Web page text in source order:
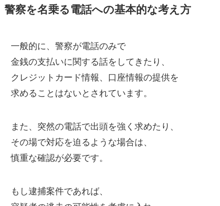
警察を名乗る電話への基本的な考え方
一般的に、警察が電話のみで
金銭の支払いに関する話をしてきたり、
クレジットカード情報、口座情報の提供を
求めることはないとされています。
また、突然の電話で出頭を強く求めたり、
その場で対応を迫るような場合は、
慎重な確認が必要です。
もし逮捕案件であれば、